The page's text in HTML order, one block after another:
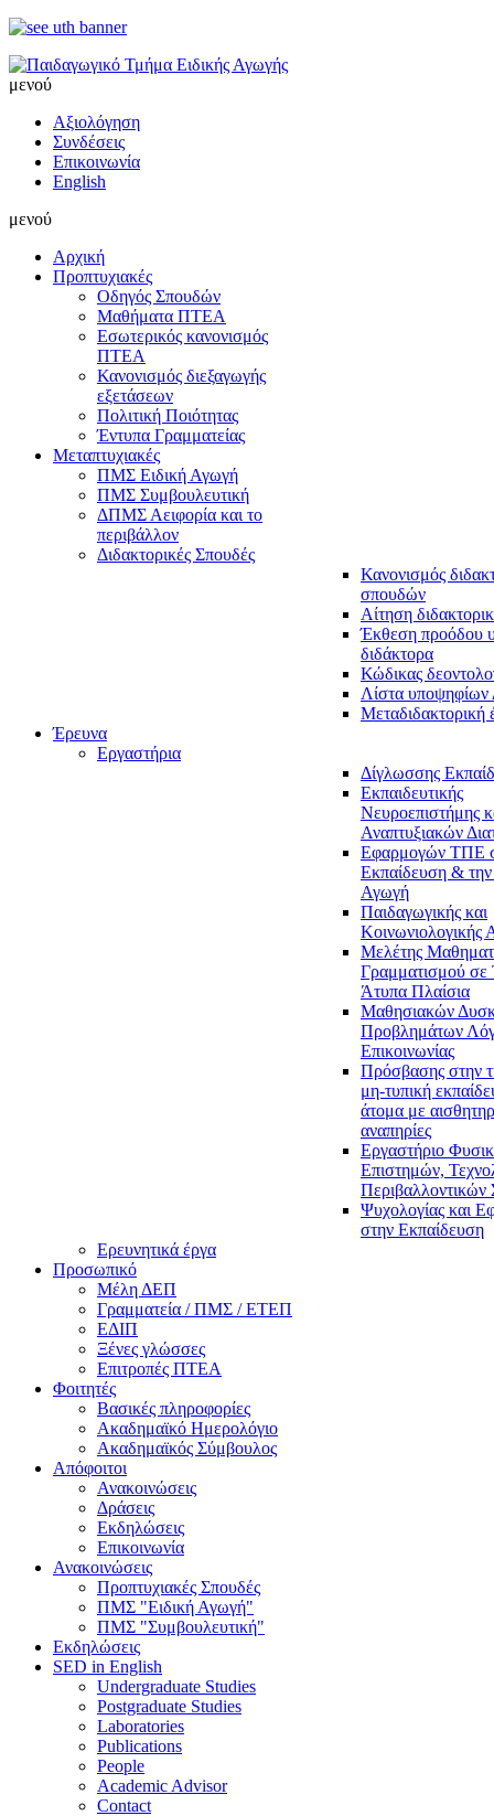
μενού
Αξιολόγηση
Συνδέσεις
Επικοινωνία
English
μενού
Αρχική
Προπτυχιακές
Οδηγός Σπουδών
Μαθήματα ΠΤΕΑ
Εσωτερικός κανονισμός
ΠΤΕΑ
Κανονισμός διεξαγωγής
εξετάσεων
Πολιτική Ποιότητας
Έντυπα Γραμματείας
Μεταπτυχιακές
ΠΜΣ Ειδική Αγωγή
ΠΜΣ Συμβουλευτική
ΔΠΜΣ Αειφορία και το
περιβάλλον
Διδακτορικές Σπουδές
Κανονισμός
σπουδών
Αίτηση
Έκθεση προόδου
διδάκτορα
Κώδικας
Λίστα υποψηφίων
Μεταδιδακτορική
Έρευνα
Εργαστήρια
Δίγλωσσης
Εκπαιδευτικής
Νευροεπιστήμης
Αναπτυξιακών
Εφαρμογών ΤΠΕ
Εκπαίδευση & την
Αγωγή
Παιδαγωγικής και
Κοινωνιολογικής
Μελέτης
Γραμματισμού σε
Άτυπα Πλαίσια
Μαθησιακών
Προβλημάτων
Επικοινωνίας
Πρόσβασης στην
μη-τυπική
άτομα με
αναπηρίες
Εργαστήριο
Επιστημών,
Ψυχολογίας και
στην Εκπαίδευση
Ερευνητικά έργα
Προσωπικό
Μέλη ΔΕΠ
Γραμματεία / ΠΜΣ / ΕΤΕΠ
ΕΔΙΠ
Ξένες γλώσσες
Επιτροπές ΠΤΕΑ
Φοιτητές
Βασικές πληροφορίες
Ακαδημαϊκό Ημερολόγιο
Ακαδημαϊκός Σύμβουλος
Απόφοιτοι
Ανακοινώσεις
Δράσεις
Εκδηλώσεις
Επικοινωνία
Ανακοινώσεις
Προπτυχιακές Σπουδές
ΠΜΣ "Ειδική Αγωγή"
ΠΜΣ "Συμβουλευτική"
Εκδηλώσεις
SED in English
Undergraduate Studies
Postgraduate Studies
Laboratories
Publications
People
Academic Advisor
Contact